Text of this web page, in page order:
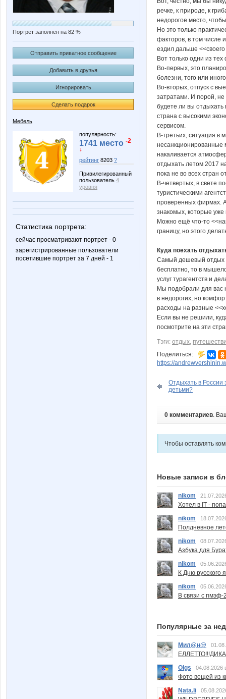
Портрет заполнен на 82 %
Отправить приватное сообщение
Добавить в друзья
Игнорировать
Сделать подарок
Мебель
популярность:
1741 место -2
↓
рейтинг 8203 ?
Привилегированный
пользователь 4
уровня
Статистика портрета:
сейчас просматривают портрет - 0
зарегистрированные пользователи
посетившие портрет за 7 дней - 1
речке, к природе, к
недорогое место,
Но это только
факторов, в том числе
ездил дальше
Вот только одни из
Во-первых, это
болезни, того или
Во-вторых, отпуск с
затратами. И порой, не
будете ли вы отдыхать
страна с высокими
сервисом.
В-третьих, ситуация в
несанкционированные
накаливается
отдыхать летом 2017
пока не во всех стран
В-четвертых, в свете
туристическими
проверенных фирмах. А
знакомых, которые уже
Можно ещё что-то
границу, но этого
Куда поехать
Самый дешевый отдых
бесплатно, то в
услуг турагентств и
Мы подобрали для вас
в недорогих, но
расходы на разные
Если вы не решили,
посмотрите на эти
Тэги: отдых,
Поделиться:
https://
Отдыхать в России
детьми?
0 комментариев.
Чтобы оставлять
Новые записи в
nikom
Хотел в IT -
nikom
Полдневное
nikom
Азбука для
nikom
К Дню русского
nikom
В связи с пмэф-
Популярные за
Мил@н@
Olgs
04.08.2026
Фото вещей из
Nata.li